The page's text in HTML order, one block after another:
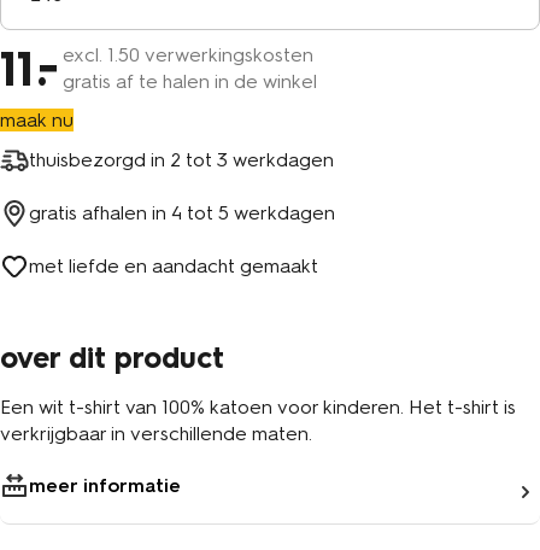
11 excl. 1.50 verwerkingskosten
gratis af te halen in de winkel
maak nu
thuisbezorgd in 2 tot 3 werkdagen
gratis afhalen in 4 tot 5 werkdagen
met liefde en aandacht gemaakt
over dit product
Een wit t-shirt van 100% katoen voor kinderen. Het t-shirt is
verkrijgbaar in verschillende maten.
meer informatie